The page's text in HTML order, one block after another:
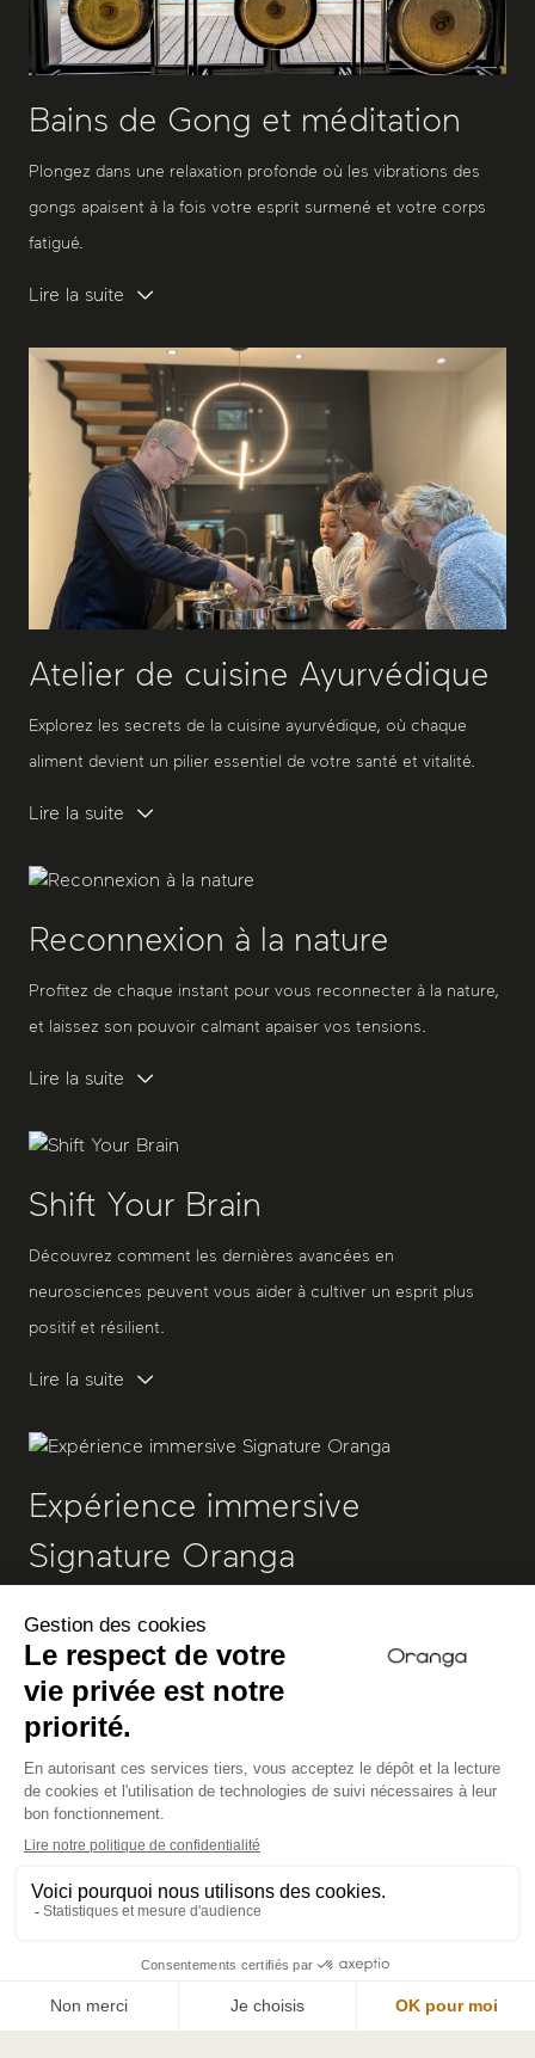
Bains de Gong et méditation
Plongez dans une relaxation profonde où les vibrations des
gongs apaisent à la fois votre esprit surmené et votre corps
fatigué.
Lire la suite
Atelier de cuisine Ayurvédique
Explorez les secrets de la cuisine ayurvédique, où chaque
aliment devient un pilier essentiel de votre santé et vitalité.
Lire la suite
Reconnexion à la nature
Profitez de chaque instant pour vous reconnecter à la nature,
et laissez son pouvoir calmant apaiser vos tensions.
Lire la suite
Shift Your Brain
Découvrez comment les dernières avancées en
neurosciences peuvent vous aider à cultiver un esprit plus
positif et résilient.
Lire la suite
Expérience immersive
Signature Oranga
Lire la suite
Programme